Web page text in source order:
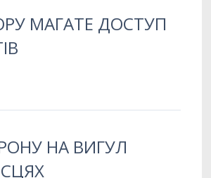
МАГАТЕ ДОСТУП
НА ВИГУЛ